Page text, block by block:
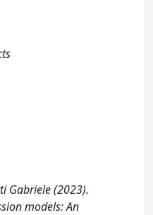
Gabriele (2023).
models: An